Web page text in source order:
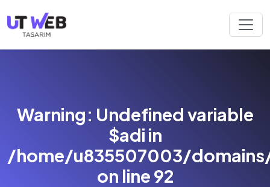
Warning: Undefined variable
$adi in
/home/u835507003/
on line92